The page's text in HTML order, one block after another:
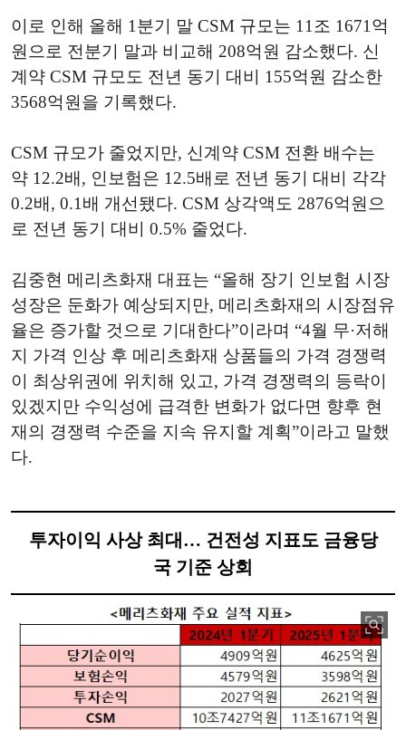
이로 인해 올해 1분기 말 CSM 규모는 11조 1671억
원으로 전분기 말과 비교해 208억원 감소했다. 신
계약 CSM 규모도 전년 동기 대비 155억원 감소한
3568억원을 기록했다.
CSM 규모가 줄었지만, 신계약 CSM 전환 배수는
약 12.2배, 인보험은 12.5배로 전년 동기 대비 각각
0.2배, 0.1배 개선됐다. CSM 상각액도 2876억원으
로 전년 동기 대비 0.5% 줄었다.
김중현 메리츠화재 대표는 “올해 장기 인보험 시장
성장은 둔화가 예상되지만, 메리츠화재의 시장점유
율은 증가할 것으로 기대한다”이라며 “4월 무·저해
지 가격 인상 후 메리츠화재 상품들의 가격 경쟁력
이 최상위권에 위치해 있고, 가격 경쟁력의 등락이
있겠지만 수익성에 급격한 변화가 없다면 향후 현
재의 경쟁력 수준을 지속 유지할 계획”이라고 말했
다.
투자이익 사상 최대… 건전성 지표도 금융당
국 기준 상회